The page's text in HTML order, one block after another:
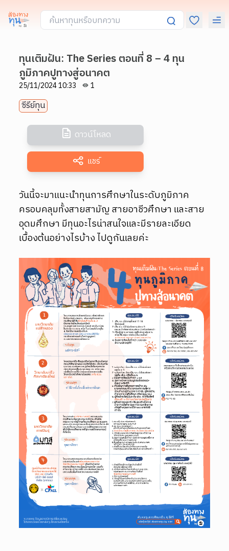
ทุนเติมฝัน: The Series ตอนที่ 8 – 4 ทุน
ภูมิภาคปูทางสู่อนาคต
25/11/2024 10:33 1
ซีรีย์ทุน
ดาวน์โหลด
แชร์
วันนี้จะมาแนะนำทุนการศึกษาในระดับภูมิภาค
ครอบคลุมทั้งสายสามัญ สายอาชีวศึกษา และสาย
อุดมศึกษา มีทุนอะไรน่าสนใจและมีรายละเอียด
เบื้องต้นอย่างไรบ้าง ไปดูกันเลยค่ะ